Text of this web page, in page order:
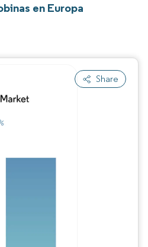
en Europa
Share